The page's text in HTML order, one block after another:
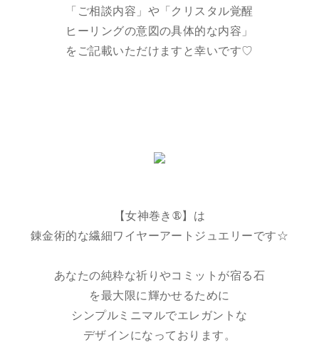
「ご相談内容」や「クリスタル覚醒
ヒーリングの意図の具体的な内容」
をご記載いただけますと幸いです♡
【女神巻き®】は
錬金術的な繊細ワイヤーアートジュエリーです☆
あなたの純粋な祈りやコミットが宿る石
を最大限に輝かせるために
シンプルミニマルでエレガントな
デザインになっております。